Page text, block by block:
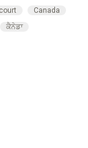
Canada
ਕੈਨੇਡਾ